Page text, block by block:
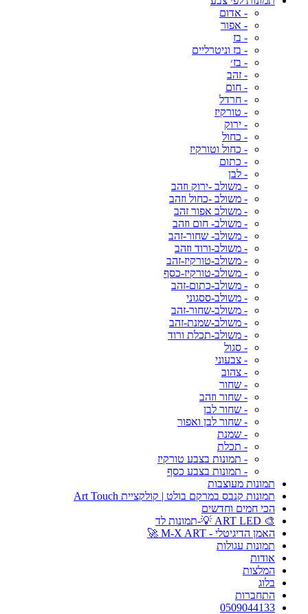
- אדום
- אפור
- בז
- בז וניטרליים
- בז׳
- זהב
- חום
- חרדל
- טורקיז
- ירוק
- כחול
- כחול וטורקיז
- כתום
- לבן
- משולב -ירוק וזהב
- משולב -כחול וזהב
- משולב אפור זהב
- משולב- חום וזהב
- משולב- שחור-זהב
- משולב-ורוד וזהב
- משולב-טורקיז-זהב
- משולב-טורקיז-כסף
- משולב-כתום-זהב
- משולב-ססגוני
- משולב-שחור-זהב
- משולב-שמנת-זהב
- משולב-תכלת ורוד
- סגול
- צבעוני
- צהוב
- שחור
- שחור וזהב
- שחור לבן
- שחור לבן ואפור
- שמנת
- תכלת
- תמונות בצבע טורקיז
- תמונות בצבע כסף
תמונות מעוצבות
תמונות קנבס במרקם בולט | קולקציית Art Touch
הכי חמים וחדשים
🎨 ART LED 💡-תמונות לד
האמן הדיגיטלי - M-X ART 🚀
תמונות עגולות
אודות
המלצות
בלוג
התחברות
0509044133